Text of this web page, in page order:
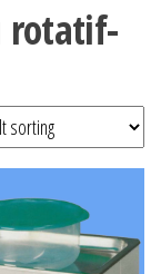
rotatif-